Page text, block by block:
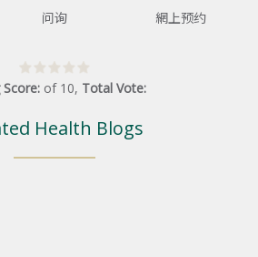
问询 網上预约
Score: of 10, Total Vote:
Health Blogs